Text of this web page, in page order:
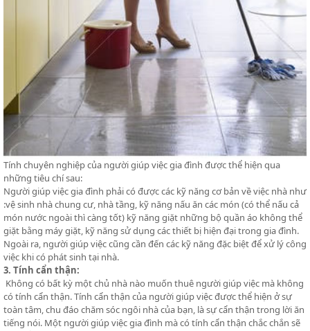
Tính chuyên nghiệp của người giúp việc gia đình được thể hiện qua
những tiêu chí sau:
Người giúp việc gia đình phải có được các kỹ năng cơ bản về việc nhà như
:vệ sinh nhà chung cư, nhà tầng, kỹ năng nấu ăn các món (có thể nấu cả
món nước ngoài thì càng tốt) kỹ năng giặt những bộ quần áo không thể
giặt bằng máy giặt, kỹ năng sử dụng các thiết bị hiện đại trong gia đình.
Ngoài ra, người giúp việc cũng cần đến các kỹ năng đặc biệt để xử lý công
việc khi có phát sinh tại nhà.
3. Tính cẩn thận:
Không có bất kỳ một chủ nhà nào muốn thuê người giúp việc mà không
có tính cẩn thận. Tính cẩn thận của người giúp việc được thể hiện ở sự
toàn tâm, chu đáo chăm sóc ngôi nhà của bạn, là sự cẩn thận trong lời ăn
tiếng nói. Một người giúp việc gia đình mà có tính cẩn thận chắc chắn sẽ